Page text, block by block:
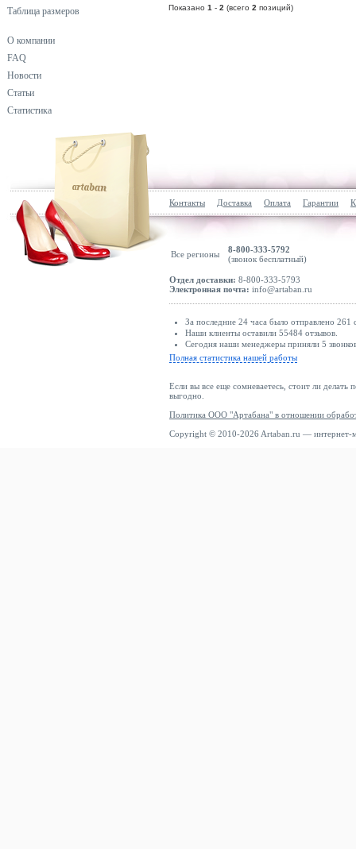
Таблица размеров
О компании
FAQ
Новости
Статьи
Статистика
Показано 1 - 2 (всего 2 позиций)
Контакты Доставка Оплата Гарантии
Все регионы
8-800-333-5792
(звонок бесплатный)
Отдел доставки: 8-800-333-5793
Электронная почта: info@artaban.ru
За последние 24 часа было отправлено
Наши клиенты оставили 55484 отзывов.
Сегодня наши менеджеры приняли 5
Полная статистика нашей работы
Если вы все еще сомневаетесь, стоит ли делать
выгодно.
Политика ООО "Артабана" в отношении
Copyright © 2010-2026 Artaban.ru — интернет-